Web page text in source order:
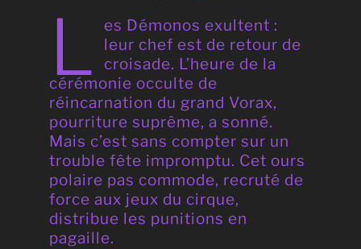
L
es Démonos exultent :
leur chef est de retour de
croisade. L’heure de la
cérémonie occulte de
réincarnation du grand Vorax,
pourriture suprême, a sonné.
Mais c’est sans compter sur un
trouble fête impromptu. Cet ours
polaire pas commode, recruté de
force aux jeux du cirque,
distribue les punitions en
pagaille.